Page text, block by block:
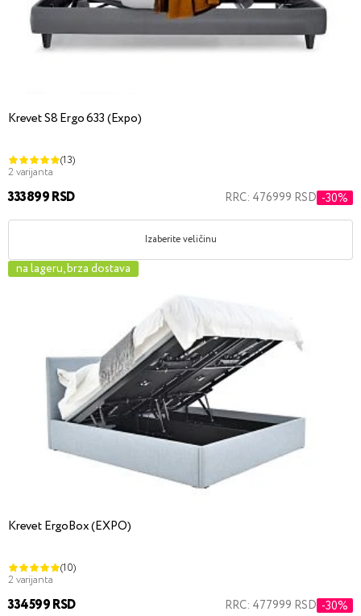
Krevet S8 Ergo 633 (Expo)
(13)
2 varijanta
333899 RSD RRC: 476999 RSD -30%
Izaberite veličinu
na lageru, brza dostava
Krevet ErgoBox (EXPO)
(10)
2 varijanta
334599 RSD RRC: 477999 RSD -30%